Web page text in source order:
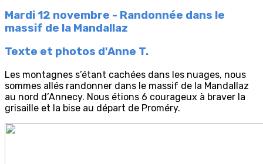
Mardi 12 novembre - Randonnée dans le
massif de la Mandallaz
Texte et photos d'Anne T.
Les montagnes s’étant cachées dans les nuages, nous
sommes allés randonner dans le massif de la Mandallaz
au nord d’Annecy. Nous étions 6 courageux à braver la
grisaille et la bise au départ de Proméry.